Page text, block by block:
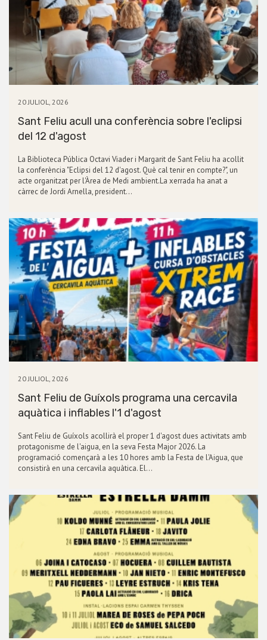
20 JULIOL, 2026
Sant Feliu acull una conferència sobre l'eclipsi
del 12 d'agost
La Biblioteca Pública Octavi Viader i Margarit de Sant Feliu ha acollit
la conferència "Eclipsi del 12 d'agost. Què cal tenir en compte?", un
acte organitzat per l'Àrea de Medi ambient.La xerrada ha anat a
càrrec de Jordi Arnella, president…
20 JULIOL, 2026
Sant Feliu de Guíxols programa una cercavila
aquàtica i inflables l'1 d'agost
Sant Feliu de Guíxols acollirà el proper 1 d'agost dues activitats amb
protagonisme de l'aigua, en la seva Festa Major 2026. La
programació començarà a les 10 hores amb la Festa de l'Aigua, que
consistirà en una cercavila aquàtica. El…